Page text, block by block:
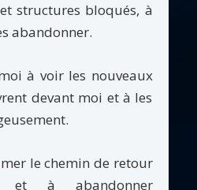
structures bloqués, à
abandonner.
à voir les nouveaux
devant moi et à les
le chemin de retour
à abandonner